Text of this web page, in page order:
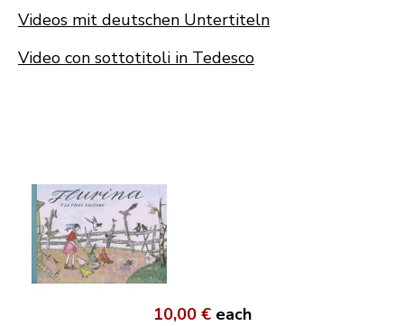
Videos mit deutschen Untertiteln
Video con sottotitoli in Tedesco
10,00 € each